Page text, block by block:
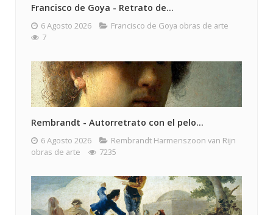
Francisco de Goya - Retrato de...
6 Agosto 2026
Francisco de Goya obras de arte
7
Rembrandt - Autorretrato con el pelo...
6 Agosto 2026
Rembrandt Harmenszoon van Rijn
obras de arte
7235